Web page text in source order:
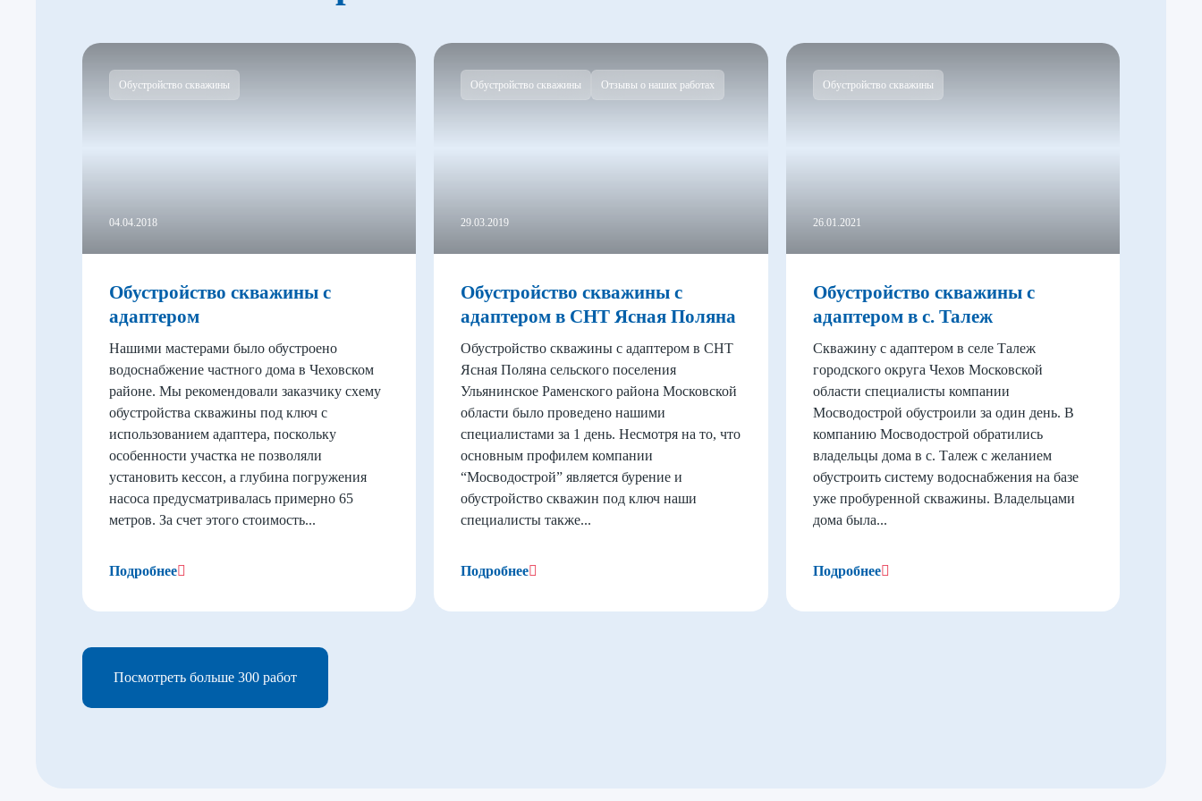
Обустройство скважины
04.04.2018
Обустройство скважины с
адаптером
Нашими мастерами было обустроено
водоснабжение частного дома в Чеховском
районе. Мы рекомендовали заказчику схему
обустройства скважины под ключ с
использованием адаптера, поскольку
особенности участка не позволяли
установить кессон, а глубина погружения
насоса предусматривалась примерно 65
метров. За счет этого стоимость...
Подробнее
Обустройство скважины Отзывы о наших работах
29.03.2019
Обустройство скважины с
адаптером в СНТ Ясная Поляна
Обустройство скважины с адаптером в СНТ
Ясная Поляна сельского поселения
Ульянинское Раменского района Московской
области было проведено нашими
специалистами за 1 день. Несмотря на то, что
основным профилем компании
“Мосводострой” является бурение и
обустройство скважин под ключ наши
специалисты также...
Подробнее
Обустройство скважины
26.01.2021
Обустройство скважины с
адаптером в с. Талеж
Скважину с адаптером в селе Талеж
городского округа Чехов Московской
области специалисты компании
Мосводострой обустроили за один день. В
компанию Мосводострой обратились
владельцы дома в с. Талеж с желанием
обустроить систему водоснабжения на базе
уже пробуренной скважины. Владельцами
дома была...
Подробнее
Посмотреть больше 300 работ